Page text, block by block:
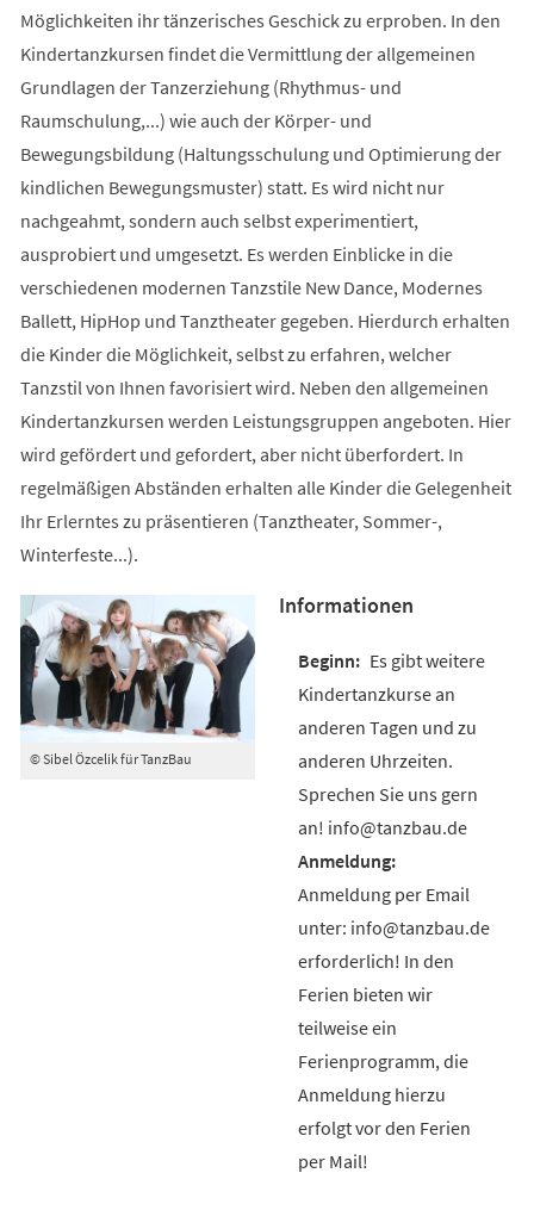
Möglichkeiten ihr tänzerisches Geschick zu erproben. In den
Kindertanzkursen findet die Vermittlung der allgemeinen
Grundlagen der Tanzerziehung (Rhythmus- und
Raumschulung,...) wie auch der Körper- und
Bewegungsbildung (Haltungsschulung und Optimierung der
kindlichen Bewegungsmuster) statt. Es wird nicht nur
nachgeahmt, sondern auch selbst experimentiert,
ausprobiert und umgesetzt. Es werden Einblicke in die
verschiedenen modernen Tanzstile New Dance, Modernes
Ballett, HipHop und Tanztheater gegeben. Hierdurch erhalten
die Kinder die Möglichkeit, selbst zu erfahren, welcher
Tanzstil von Ihnen favorisiert wird. Neben den allgemeinen
Kindertanzkursen werden Leistungsgruppen angeboten. Hier
wird gefördert und gefordert, aber nicht überfordert. In
regelmäßigen Abständen erhalten alle Kinder die Gelegenheit
Ihr Erlerntes zu präsentieren (Tanztheater, Sommer-,
Winterfeste...).
© Sibel Özcelik für TanzBau
Informationen
Es gibt weitere
Kindertanzkurse an
anderen Tagen und zu
anderen Uhrzeiten.
Sprechen Sie uns gern
an! info@tanzbau.de
Anmeldung per Email
unter: info@tanzbau.de
erforderlich! In den
Ferien bieten wir
teilweise ein
Ferienprogramm, die
Anmeldung hierzu
erfolgt vor den Ferien
per Mail!